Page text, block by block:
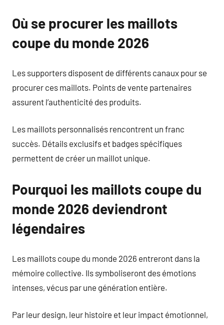
Où se procurer les maillots
coupe du monde 2026
Les supporters disposent de différents canaux pour se
procurer ces maillots. Points de vente partenaires
assurent l’authenticité des produits.
Les maillots personnalisés rencontrent un franc
succès. Détails exclusifs et badges spécifiques
permettent de créer un maillot unique.
Pourquoi les maillots coupe du
monde 2026 deviendront
légendaires
Les maillots coupe du monde 2026 entreront dans la
mémoire collective. Ils symboliseront des émotions
intenses, vécus par une génération entière.
Par leur design, leur histoire et leur impact émotionnel,